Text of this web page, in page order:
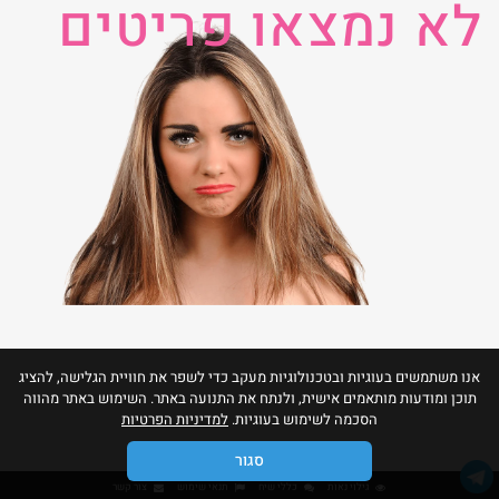
לא נמצאו פריטים
אנו משתמשים בעוגיות ובטכנולוגיות מעקב כדי לשפר את חוויית הגלישה, להציג
תוכן ומודעות מותאמים אישית, ולנתח את התנועה באתר. השימוש באתר מהווה
הסכמה לשימוש בעוגיות. למדיניות הפרטיות
סגור